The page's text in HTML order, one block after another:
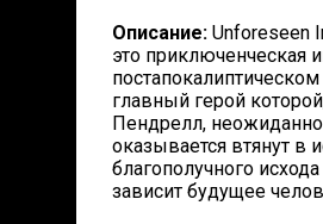
Описание: Unforeseen
это приключенческая
постапокалиптическом
главный герой
Пендрелл, неожиданно
оказывается втянут в
благополучного
зависит будущее